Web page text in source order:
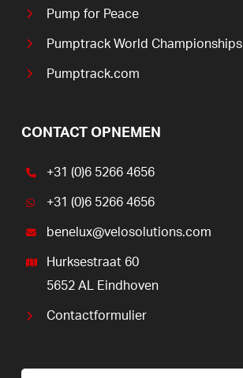
Pump for Peace
Pumptrack World Championships
Pumptrack.com
CONTACT OPNEMEN
+31 (0)6 5266 4656
+31 (0)6 5266 4656
benelux@velosolutions.com
Hurksestraat 60
5652 AL Eindhoven
Contactformulier